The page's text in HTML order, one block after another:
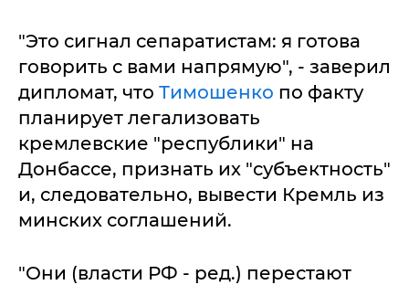
"Это сигнал сепаратистам: я готова
говорить с вами напрямую", - заверил
дипломат, что Тимошенко по факту
планирует легализовать
кремлевские "республики" на
Донбассе, признать их "субъектность"
и, следовательно, вывести Кремль из
минских соглашений.
"Они (власти РФ - ред.) перестают